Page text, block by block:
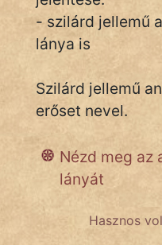
Tréfás
- szilárd jellemű
lánya is
Szilárd jellemű
erőset nevel.
Nézd meg az
lányát
Hasznos